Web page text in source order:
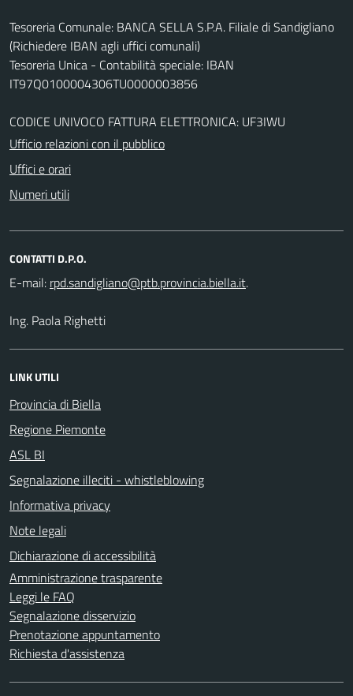
Tesoreria Comunale: BANCA SELLA S.P.A. Filiale di Sandigliano
(Richiedere IBAN agli uffici comunali)
Tesoreria Unica - Contabilità speciale: IBAN
IT97Q0100004306TU0000003856
CODICE UNIVOCO FATTURA ELETTRONICA: UF3IWU
Ufficio relazioni con il pubblico
Uffici e orari
Numeri utili
CONTATTI D.P.O.
E-mail:
.
Ing. Paola Righetti
LINK UTILI
Provincia di Biella
Regione Piemonte
ASL BI
Segnalazione illeciti - whistleblowing
Informativa privacy
Note legali
Dichiarazione di accessibilità
Amministrazione trasparente
Leggi le FAQ
Segnalazione disservizio
Prenotazione appuntamento
Richiesta d'assistenza